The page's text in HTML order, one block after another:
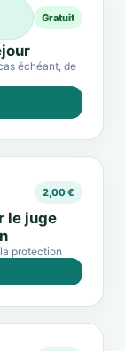
Gratuit
échéant, de
2,00 €
le juge
protection